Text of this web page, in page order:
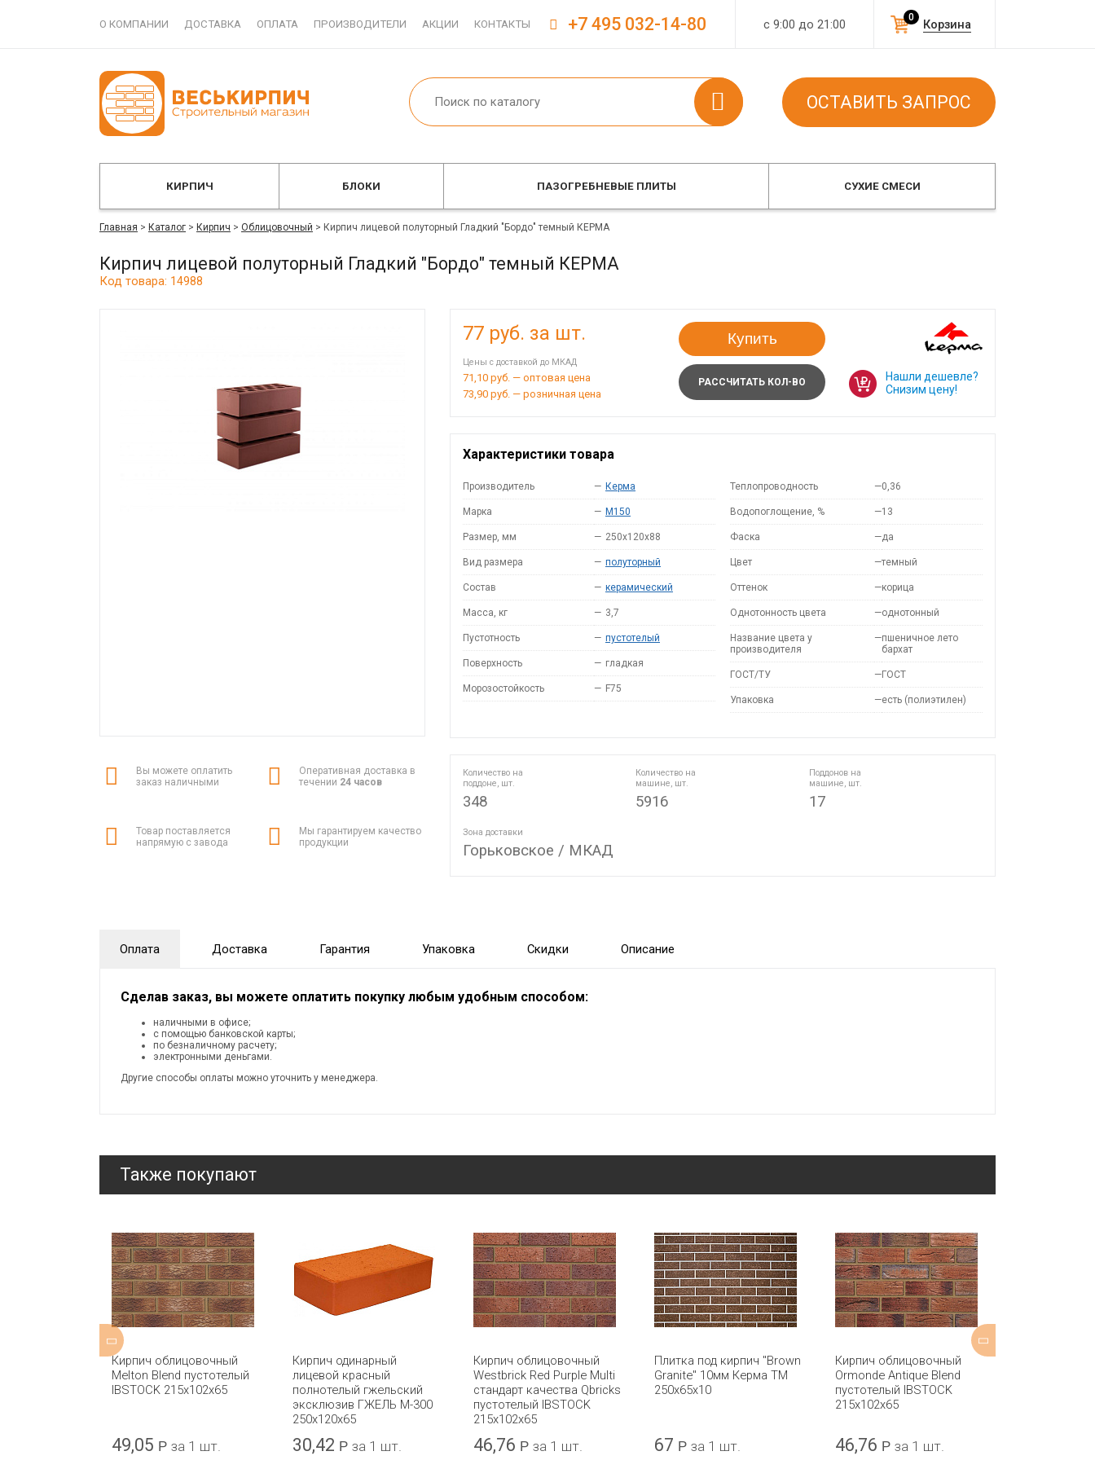
О КОМПАНИИ ДОСТАВКА ОПЛАТА ПРОИЗВОДИТЕЛИ АКЦИИ КОНТАКТЫ с 9:00 до 21:00 Корзина
0
+7 495 032-14-80
ОСТАВИТЬ ЗАПРОС
КИРПИЧ БЛОКИ ПАЗОГРЕБНЕВЫЕ ПЛИТЫ СУХИЕ СМЕСИ
Главная > Каталог > Кирпич > Облицовочный > Кирпич лицевой полуторный Гладкий "Бордо" темный КЕРМА
Кирпич лицевой полуторный Гладкий "Бордо" темный КЕРМА
Код товара: 14988
Вы можете оплатить
заказ наличными
Оперативная доставка в
течении 24 часов
Товар поставляется
напрямую с завода
Мы гарантируем качество
продукции
77 руб. за шт.
Цены с доставкой до МКАД
71,10 руб. — оптовая цена
73,90 руб. — розничная цена
Купить
РАССЧИТАТЬ КОЛ-ВО
Нашли дешевле?
Снизим цену!
Характеристики товара
Производитель — Керма
Марка — M150
Размер, мм — 250x120x88
Вид размера — полуторный
Состав — керамический
Масса, кг — 3,7
Пустотность — пустотелый
Поверхность — гладкая
Морозостойкость — F75
Теплопроводность —0,36
Водопоглощение, % —13
Фаска —да
Цвет —темный
Оттенок —корица
Однотонность цвета —однотонный
Название цвета у
производителя
—пшеничное лето
бархат
ГОСТ/ТУ —ГОСТ
Упаковка —есть (полиэтилен)
Количество на
поддоне, шт.
348
Количество на
машине, шт.
5916
Поддонов на
машине, шт.
17
Зона доставки
Горьковское / МКАД
Оплата Доставка Гарантия Упаковка Скидки Описание
Сделав заказ, вы можете оплатить покупку любым удобным способом:
наличными в офисе;
с помощью банковской карты;
по безналичному расчету;
электронными деньгами.
Другие способы оплаты можно уточнить у менеджера.
Также покупают
Кирпич облицовочный
Melton Blend пустотелый
IBSTOCK 215x102x65
49,05 Р за 1 шт.
Кирпич одинарный
лицевой красный
полнотелый гжельский
эксклюзив ГЖЕЛЬ М-300
250x120x65
30,42 Р за 1 шт.
Кирпич облицовочный
Westbrick Red Purple Multi
стандарт качества Qbricks
пустотелый IBSTOCK
215x102x65
46,76 Р за 1 шт.
Плитка под кирпич "Brown
Granite" 10мм Керма ТМ
250х65х10
67 Р за 1 шт.
Кирпич облицовочный
Ormonde Antique Blend
пустотелый IBSTOCK
215x102x65
46,76 Р за 1 шт.